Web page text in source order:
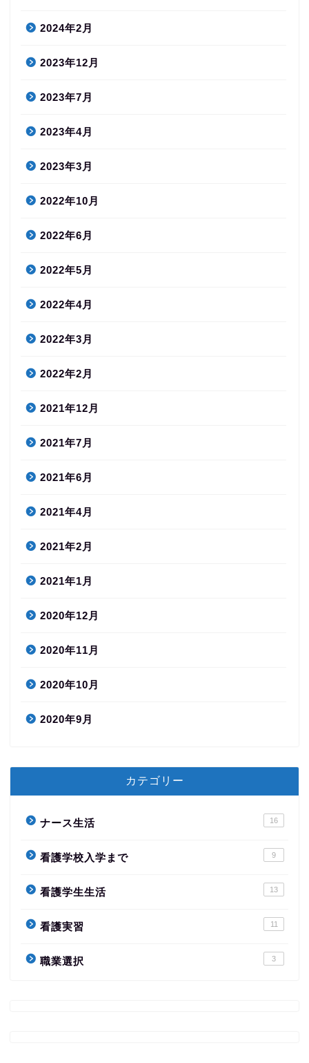
2024年2月
2023年12月
2023年7月
2023年4月
2023年3月
2022年10月
2022年6月
2022年5月
2022年4月
2022年3月
2022年2月
2021年12月
2021年7月
2021年6月
2021年4月
2021年2月
2021年1月
2020年12月
2020年11月
2020年10月
2020年9月
カテゴリー
ナース生活 16
看護学校入学まで 9
看護学生生活 13
看護実習 11
職業選択 3